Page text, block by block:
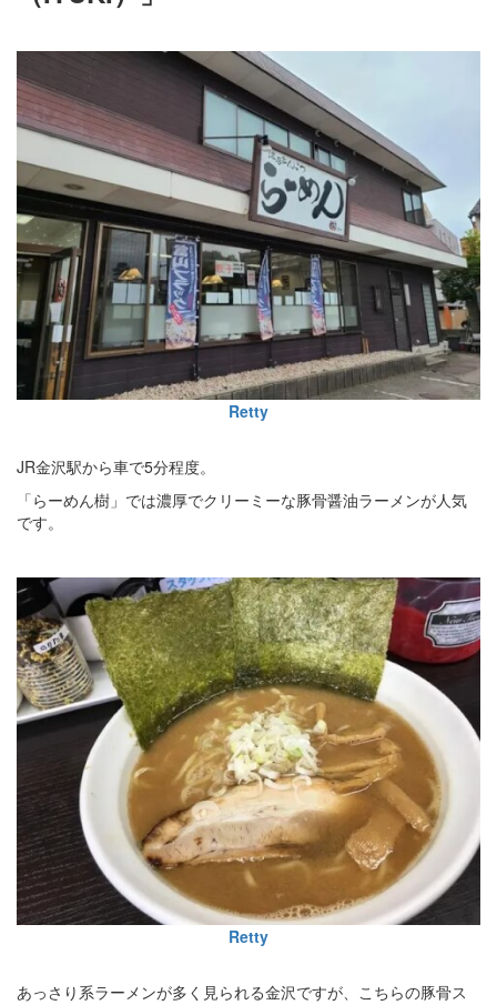
Retty
JR金沢駅から車で5分程度。
「らーめん樹」では濃厚でクリーミーな豚骨醤油ラーメンが人気
です。
Retty
あっさり系ラーメンが多く見られる金沢ですが、こちらの豚骨ス